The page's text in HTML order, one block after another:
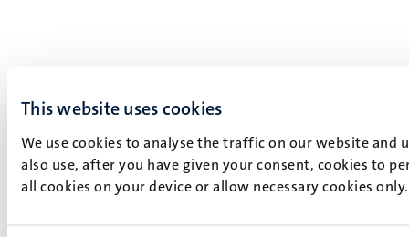
This website uses cookies
We use cookies to analyse the traffic on our website and
also use, after you have given your consent, cookies to
all cookies on your device or allow necessary cookies